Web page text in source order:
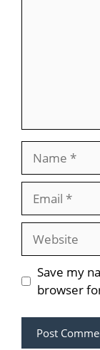
Website
Save my
browser